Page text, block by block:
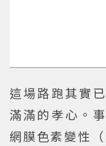
這場路跑其實
滿滿的孝心。
網膜色素變性